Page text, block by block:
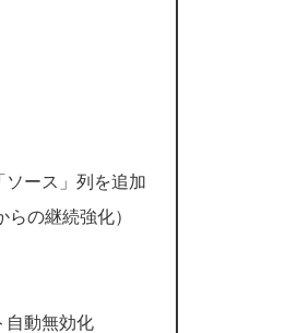
ース」列を追加
の継続強化）
自動無効化